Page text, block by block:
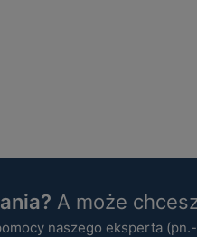
A może
naszego eksperta